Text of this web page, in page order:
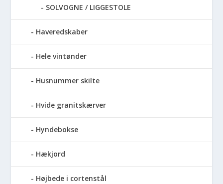
SOLVOGNE / LIGGESTOLE
Haveredskaber
Hele vintønder
Husnummer skilte
Hvide granitskærver
Hyndebokse
Hækjord
Højbede i cortenstål